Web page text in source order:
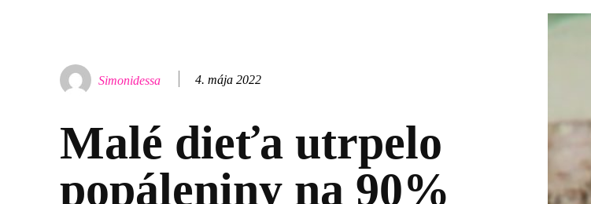
Simonidessa 4. mája 2022
Malé dieťa utrpelo
popáleniny na 90%